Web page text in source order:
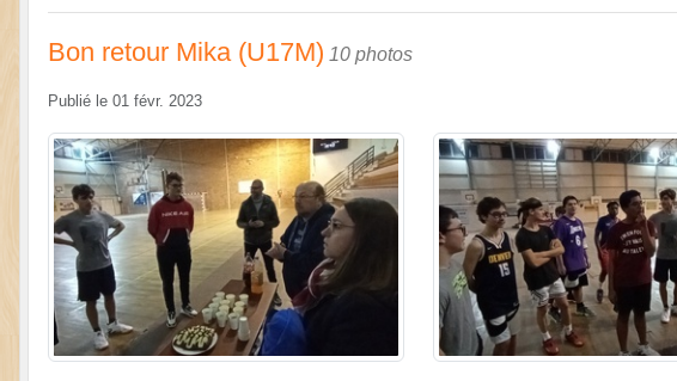
Bon retour Mika (U17M) 10 photos
Publié le 01 févr. 2023